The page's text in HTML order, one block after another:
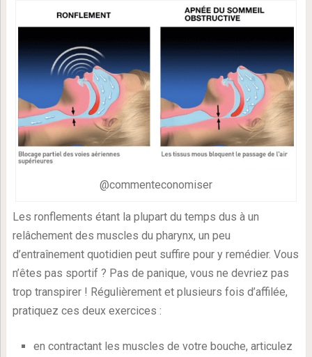
@commenteconomiser
Les ronflements étant la plupart du temps dus à un
relâchement des muscles du pharynx, un peu
d’entraînement quotidien peut suffire pour y remédier. Vous
n’êtes pas sportif ? Pas de panique, vous ne devriez pas
trop transpirer ! Régulièrement et plusieurs fois d’affilée,
pratiquez ces deux exercices :
en contractant les muscles de votre bouche, articulez